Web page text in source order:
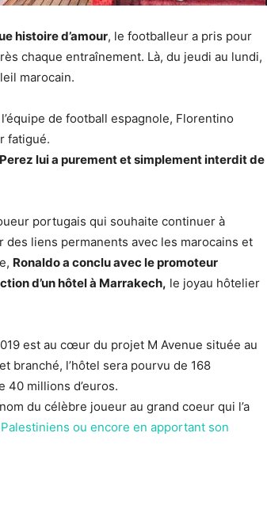
histoire d’amour, le footballeur a pris pour
chaque entraînement. Là, du jeudi au lundi,
marocain.
de football espagnole, Florentino
fatigué.
Perez lui a purement et simplement interdit de
portugais qui souhaite continuer à
liens permanents avec les marocains et
Ronaldo a conclu avec le promoteur
d’un hôtel à Marrakech, le joyau hôtelier
est au cœur du projet M Avenue située au
branché, l’hôtel sera pourvu de 168
40 millions d’euros.
du célèbre joueur au grand coeur qui l’a
ou encore en apportant son